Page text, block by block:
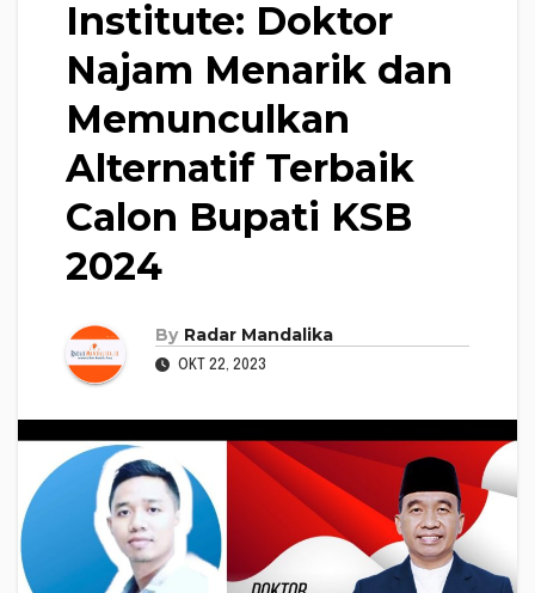
Institute: Doktor
Najam Menarik dan
Memunculkan
Alternatif Terbaik
Calon Bupati KSB
2024
By Radar Mandalika
OKT 22, 2023